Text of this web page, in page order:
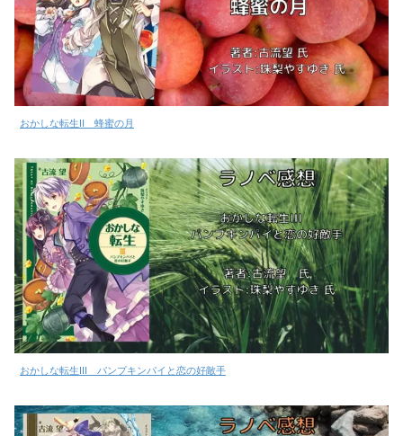
おかしな転生II 蜂蜜の月
おかしな転生III パンプキンパイと恋の好敵手